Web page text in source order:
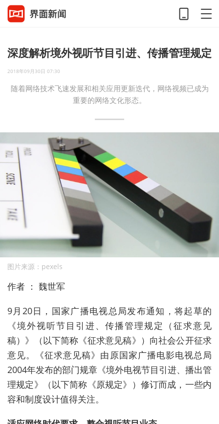
深度解析境外视听节目引进、传播管理规定
2018年09月30日 07:30
随着网络技术飞速发展和相关应用更新迭代，网络视频已成为
重要的网络文化形态。
图片来源：pexels
作者 ： 魏世军
9月20日，国家广播电视总局发布通知，将起草的
《境外视听节目引进、传播管理规定（征求意见
稿）》（以下简称《征求意见稿》）向社会公开征求
意见。《征求意见稿》由原国家广播电影电视总局
2004年发布的部门规章《境外电视节目引进、播出管
理规定》（以下简称《原规定》）修订而成，一些内
容和制度设计值得关注。